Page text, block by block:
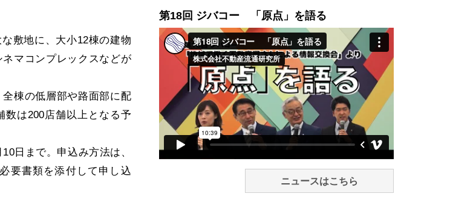
敷地に、大小12棟の建物
マコンプレックスなどが
棟の低層部や路面部に配
数は200店舗以上となる予
日まで。申込み方法は、
要書類を添付して申し込
第18回 ジバコー 「原点」を語る
ニュースはこちら